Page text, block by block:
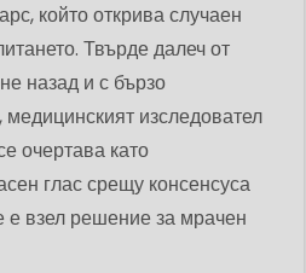
който открива случаен
Твърде далеч от
назад и с бързо
изследовател
очертава като
глас срещу консенсуса
е взел решение за мрачен